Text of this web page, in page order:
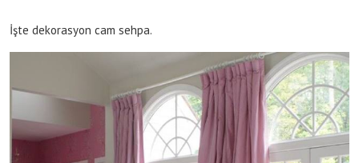
İşte dekorasyon cam sehpa.